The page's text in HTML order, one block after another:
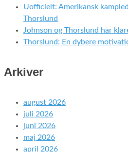
Uofficielt: Amerikansk
Thorslund
Johnson og Thorslund har
Thorslund: En dybere
Arkiver
august 2026
juli 2026
juni 2026
maj 2026
april 2026